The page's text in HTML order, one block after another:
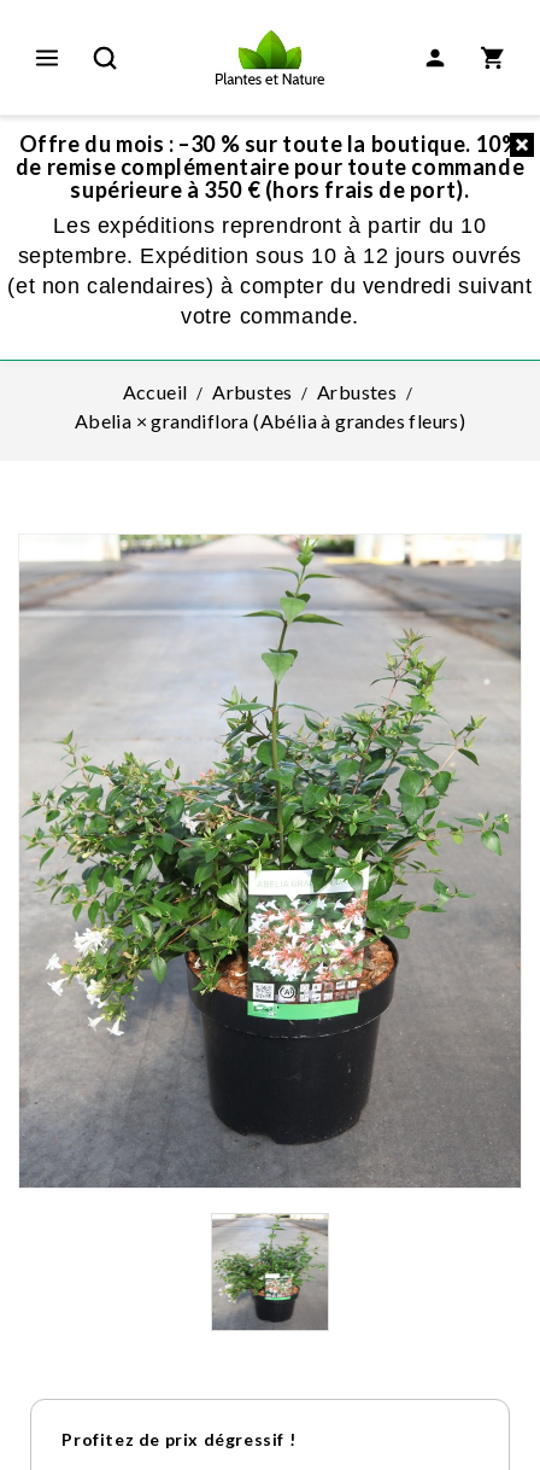
Offre du mois : –30 % sur toute la boutique. 10%
de remise complémentaire pour toute commande
supérieure à 350 € (hors frais de port).
Les expéditions reprendront à partir du 10
septembre. Expédition sous 10 à 12 jours ouvrés
(et non calendaires) à compter du vendredi suivant
votre commande.
Accueil Arbustes
Arbustes
Abelia × grandiflora (Abélia à grandes fleurs)
Profitez de prix dégressif !